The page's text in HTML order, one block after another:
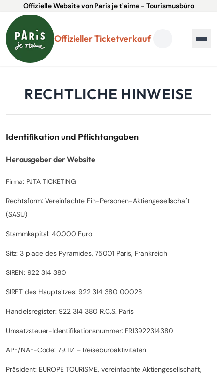
Offizielle Website von Paris je t'aime - Tourismusbüro
Offizieller Ticketverkauf
RECHTLICHE HINWEISE
Identifikation und Pflichtangaben
Herausgeber der Website
Firma: PJTA TICKETING
Rechtsform: Vereinfachte Ein-Personen-Aktiengesellschaft
(SASU)
Stammkapital: 40.000 Euro
Sitz: 3 place des Pyramides, 75001 Paris, Frankreich
SIREN: 922 314 380
SIRET des Hauptsitzes: 922 314 380 00028
Handelsregister: 922 314 380 R.C.S. Paris
Umsatzsteuer-Identifikationsnummer: FR13922314380
APE/NAF-Code: 79.11Z – Reisebüroaktivitäten
Präsident: EUROPE TOURISME, vereinfachte Aktiengesellschaft,